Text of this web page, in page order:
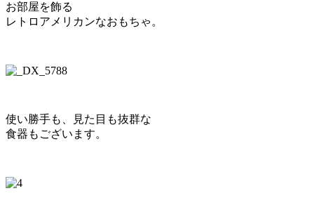
お部屋を飾る
レトロアメリカンなおもちゃ。
使い勝手も、見た目も抜群な
食器もございます。